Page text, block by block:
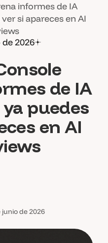
informes de IA
si apareces en AI
2026
de IA
puedes
en AI
junio de 2026